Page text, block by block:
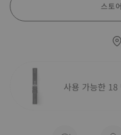
스토
사용 가능한 18